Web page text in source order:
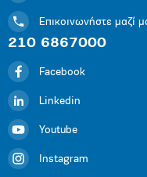
Επικοινωνήστε μαζί
210 6867000
Facebook
Linkedin
Youtube
Instagram